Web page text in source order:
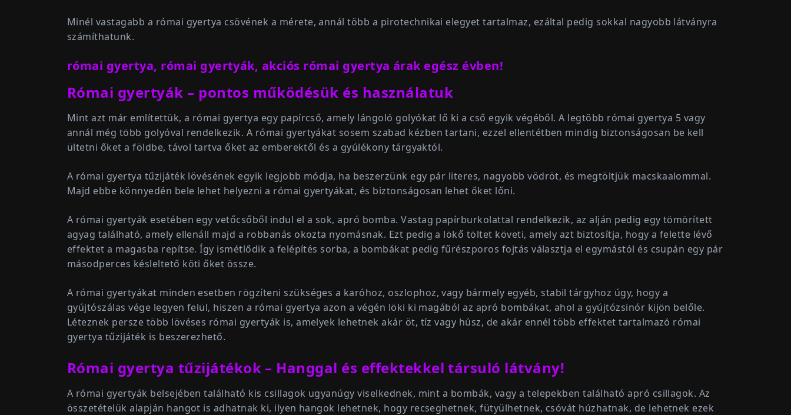
Minél vastagabb a római gyertya csövének a mérete, annál több a pirotechnikai elegyet tartalmaz, ezáltal pedig sokkal nagyobb látványra
számíthatunk.
római gyertya, római gyertyák, akciós római gyertya árak egész évben!
Római gyertyák – pontos működésük és használatuk
Mint azt már említettük, a római gyertya egy papírcső, amely lángoló golyókat lő ki a cső egyik végéből. A legtöbb római gyertya 5 vagy
annál még több golyóval rendelkezik. A római gyertyákat sosem szabad kézben tartani, ezzel ellentétben mindig biztonságosan be kell
ültetni őket a földbe, távol tartva őket az emberektől és a gyúlékony tárgyaktól.
A római gyertya tűzijáték lövésének egyik legjobb módja, ha beszerzünk egy pár literes, nagyobb vödröt, és megtöltjük macskaalommal.
Majd ebbe könnyedén bele lehet helyezni a római gyertyákat, és biztonságosan lehet őket lőni.
A római gyertyák esetében egy vetőcsőből indul el a sok, apró bomba. Vastag papírburkolattal rendelkezik, az alján pedig egy tömörített
agyag található, amely ellenáll majd a robbanás okozta nyomásnak. Ezt pedig a lökő töltet követi, amely azt biztosítja, hogy a felette lévő
effektet a magasba repítse. Így ismétlődik a felépítés sorba, a bombákat pedig fűrészporos fojtás választja el egymástól és csupán egy pár
másodperces késleltető köti őket össze.
A római gyertyákat minden esetben rögzíteni szükséges a karóhoz, oszlophoz, vagy bármely egyéb, stabil tárgyhoz úgy, hogy a
gyújtószálas vége legyen felül, hiszen a római gyertya azon a végén löki ki magából az apró bombákat, ahol a gyújtózsinór kijön belőle.
Léteznek persze több lövéses római gyertyák is, amelyek lehetnek akár öt, tíz vagy húsz, de akár ennél több effektet tartalmazó római
gyertya tűzijáték is beszerezhető.
Római gyertya tűzijátékok – Hanggal és effektekkel társuló látvány!
A római gyertyák belsejében található kis csillagok ugyanúgy viselkednek, mint a bombák, vagy a telepekben található apró csillagok. Az
összetételük alapján hangot is adhatnak ki, ilyen hangok lehetnek, hogy recseghetnek, fütyülhetnek, csóvát húzhatnak, de lehetnek ezek